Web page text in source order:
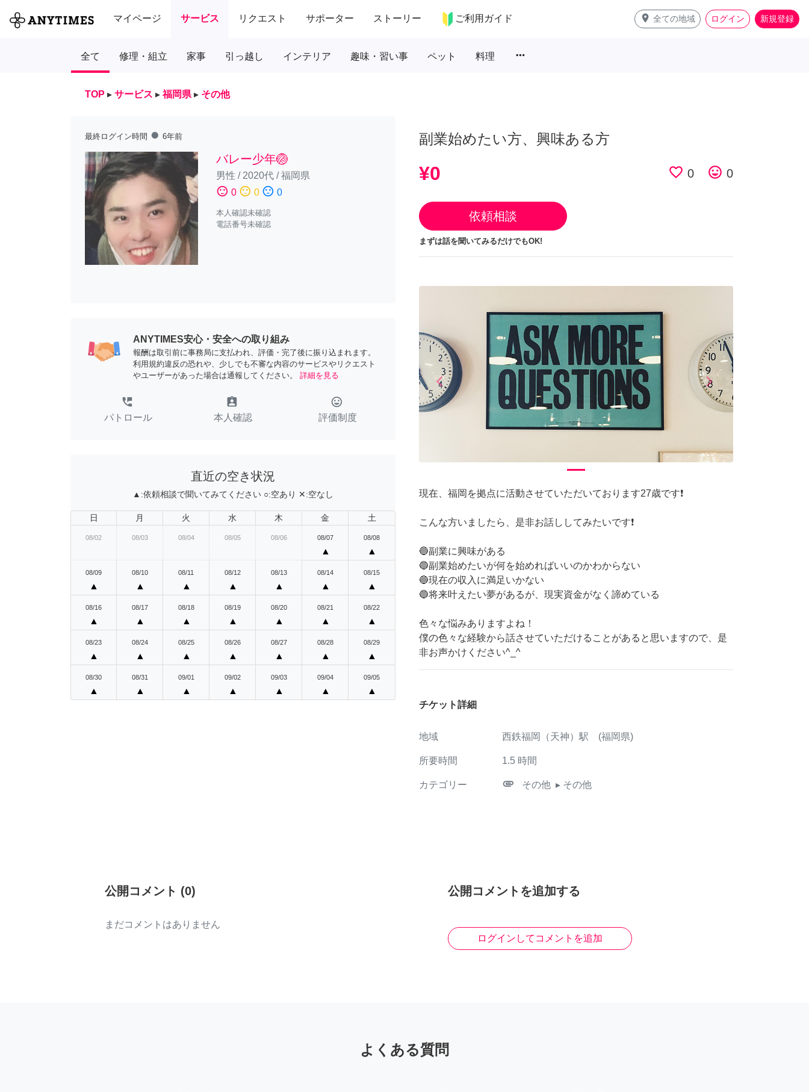
マイページ サービス リクエスト サポーター ストーリー ご利用ガイド place 全ての地域 ログイン 新規登録
全て 修理・組立 家事 引っ越し インテリア 趣味・習い事 ペット 料理 more_horiz
TOP ▸ サービス ▸ 福岡県 ▸ その他
最終ログイン時間 fiber_manual_record 6年前
バレー少年🏐
男性 / 2020代/福岡県
sentiment_satisfied 0 sentiment_neutral 0 sentiment_dissatisfied 0
本人確認未確認
電話番号未確認
ANYTIMES安心・安全への取り組み
報酬は取引前に事務局に支払われ、評価・完了後に振り込まれます。
利用規約違反の恐れや、少しでも不審な内容のサービスやリクエスト
やユーザーがあった場合は通報してください。
詳細を見る
perm_phone_msg
パトロール
assignment_ind
本人確認
tag_faces
評価制度
直近の空き状況
▲:依頼相談で聞いてみてください ○:空あり ✕:空なし
日 月 火 水 木 金 土
08/02 08/03 08/04 08/05 08/06 08/07
▲
08/08
▲
08/09
▲
08/10
▲
08/11
▲
08/12
▲
08/13
▲
08/14
▲
08/15
▲
08/16
▲
08/17
▲
08/18
▲
08/19
▲
08/20
▲
08/21
▲
08/22
▲
08/23
▲
08/24
▲
08/25
▲
08/26
▲
08/27
▲
08/28
▲
08/29
▲
08/30
▲
08/31
▲
09/01
▲
09/02
▲
09/03
▲
09/04
▲
09/05
▲
副業始めたい方、興味ある方
¥0 favorite_border 0 tag_faces 0
依頼相談
まずは話を聞いてみるだけでもOK!
arrow_back_iosPrevious arrow_forward_iosNext
現在、福岡を拠点に活動させていただいております27歳です❗️
こんな方いましたら、是非お話ししてみたいです❗️
🔵副業に興味がある
🔵副業始めたいが何を始めればいいのかわからない
🔵現在の収入に満足いかない
🔵将来叶えたい夢があるが、現実資金がなく諦めている
色々な悩みありますよね！
僕の色々な経験から話させていただけることがあると思いますので、是
非お声かけください^_^
チケット詳細
地域 西鉄福岡（天神）駅 (福岡県)
所要時間 1.5 時間
カテゴリー attachment その他 ▸ その他
公開コメント (0)
まだコメントはありません
公開コメントを追加する
ログインしてコメントを追加
よくある質問